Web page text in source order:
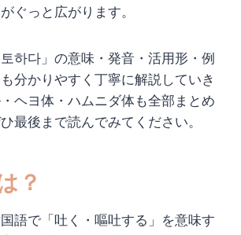
ぐっと広がります。
하다」の意味・発音・活用形・例
分かりやすく丁寧に解説していき
ヘヨ体・ハムニダ体も全部まとめ
最後まで読んでみてください。
？
国語で「吐く・嘔吐する」を意味す